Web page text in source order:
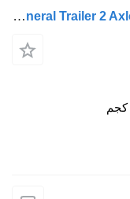
General Trailer 2 Axle Steel tipper , 8 Tyres , Drum bakes